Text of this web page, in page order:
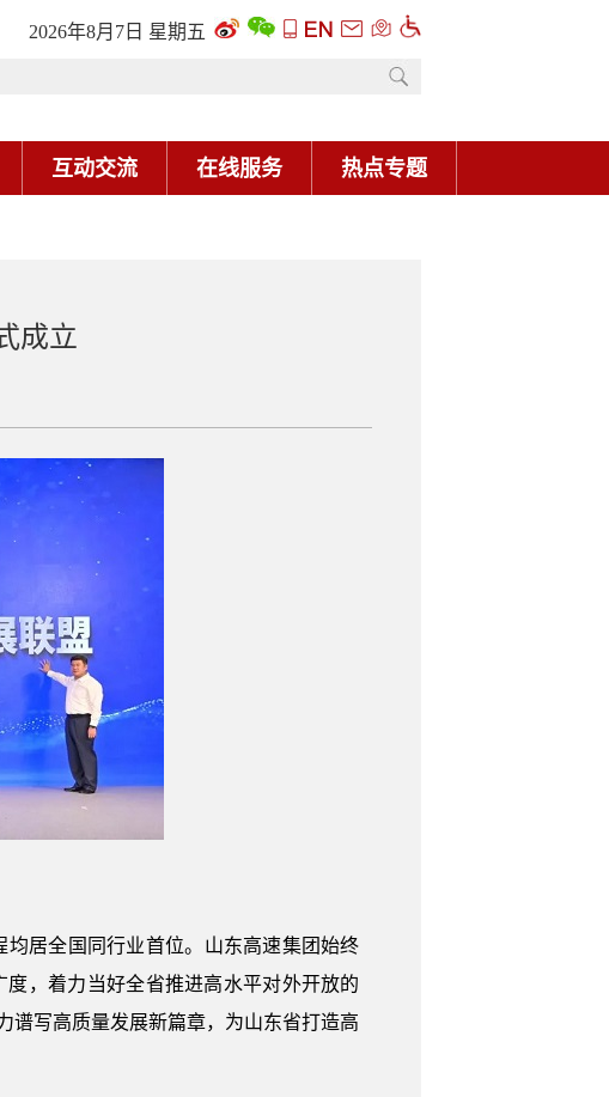
2026年8月7日 星期五
互动交流 在线服务 热点专题
成立
居全国同行业首位。山东高速集团始终
，着力当好全省推进高水平对外开放的
谱写高质量发展新篇章，为山东省打造高